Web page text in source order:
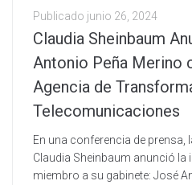
Publicado junio 26, 2024
Claudia Sheinbaum
Antonio Peña Merino
Agencia de
Telecomunicaciones
En una conferencia de prensa,
Claudia Sheinbaum anunció
miembro a su gabinete: José